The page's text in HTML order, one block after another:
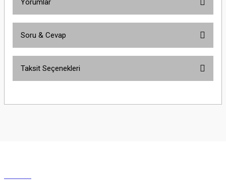
Yorumlar
Soru & Cevap
Soru Sor
Taksit Seçenekleri